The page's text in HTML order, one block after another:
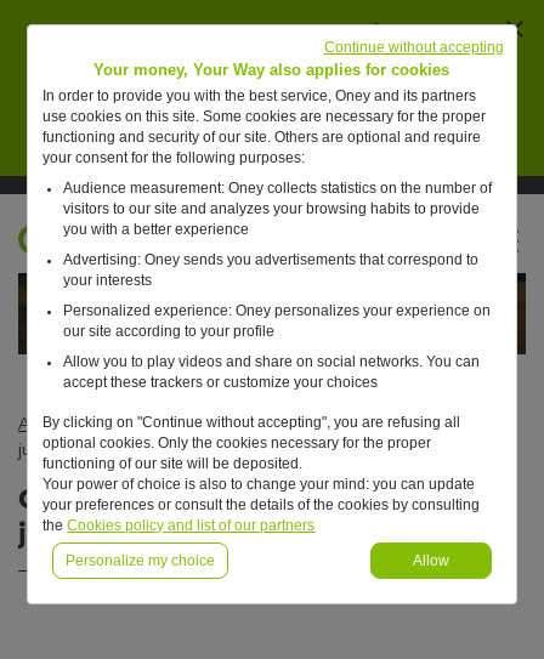
pour des collaborateurs de Oney pour vendre de
faux placements financiers.
En savoir plus
Suivre Oney sur LinkedIn
Suivre Oney sur YouTubeVoir les articles #oneday
Retour à l'accueil ?
Actualités — Business — Oney s’engage pour un monde plus
juste, plus humain et plus durable
Oney s’engage pour un monde plus
juste, plus humain et plus durable
Your money, Your Way also applies for cookies
In order to provide you with the best service, Oney and its partners
use cookies on this site. Some cookies are necessary for the proper
functioning and security of our site. Others are optional and require
your consent for the following purposes:
Audience measurement: Oney collects statistics on the number of
visitors to our site and analyzes your browsing habits to provide
you with a better experience
Advertising: Oney sends you advertisements that correspond to
your interests
Personalized experience: Oney personalizes your experience on
our site according to your profile
Allow you to play videos and share on social networks. You can
accept these trackers or customize your choices
By clicking on "Continue without accepting", you are refusing all
optional cookies. Only the cookies necessary for the proper
functioning of our site will be deposited.
Your power of choice is also to change your mind: you can update
your preferences or consult the details of the cookies by consulting
theCookies policy and list of our partners
Personalize my choice Allow
Continue without accepting